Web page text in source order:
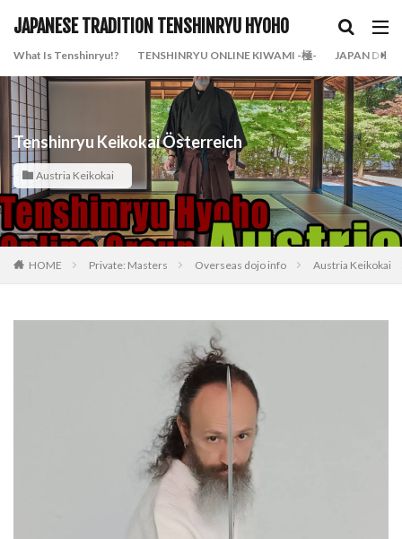
JAPANESE TRADITION TENSHINRYU HYOHO
What Is Tenshinryu!? TENSHINRYU ONLINE KIWAMI -極- JAPAN DOJO
Tenshinryu Keikokai Österreich
Austria Keikokai
HOME Private: Masters Overseas dojo info Austria Keikokai